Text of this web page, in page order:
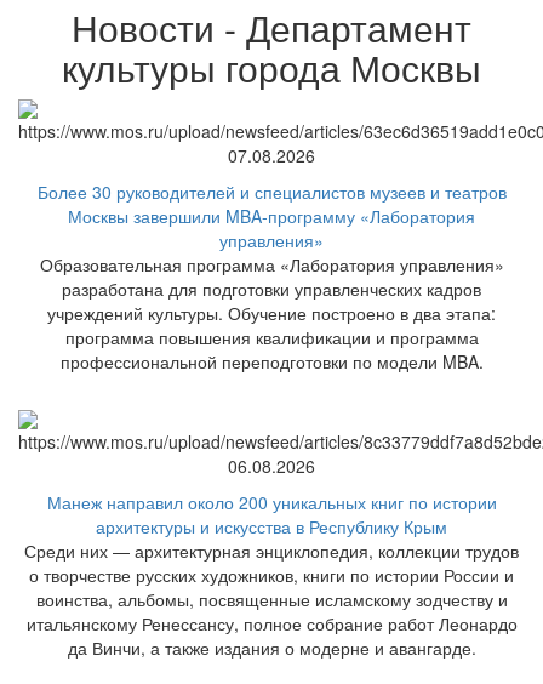
Новости - Департамент
культуры города Москвы
07.08.2026
Более 30 руководителей и специалистов музеев и театров
Москвы завершили MBA-программу «Лаборатория
управления»
Образовательная программа «Лаборатория управления»
разработана для подготовки управленческих кадров
учреждений культуры. Обучение построено в два этапа:
программа повышения квалификации и программа
профессиональной переподготовки по модели MBA.
06.08.2026
Манеж направил около 200 уникальных книг по истории
архитектуры и искусства в Республику Крым
Среди них — архитектурная энциклопедия, коллекции трудов
о творчестве русских художников, книги по истории России и
воинства, альбомы, посвященные исламскому зодчеству и
итальянскому Ренессансу, полное собрание работ Леонардо
да Винчи, а также издания о модерне и авангарде.